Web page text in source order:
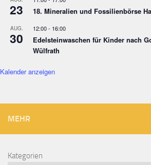
23 18. Mineralien und Fossilienbörse
AUG.
30
12:00- 16:00
Edelsteinwaschen für Kinder nach
Wülfrath
Kalender anzeigen
MEHR
Kategorien